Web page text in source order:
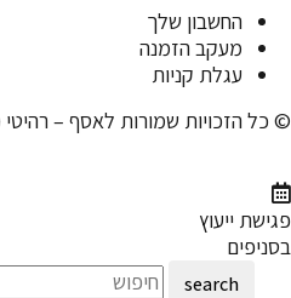
החשבון שלך
מעקב הזמנה
עגלת קניות
© כל הזכויות שמורות לאסף – רהיטי
פגישת ייעוץ
בסניפים
search